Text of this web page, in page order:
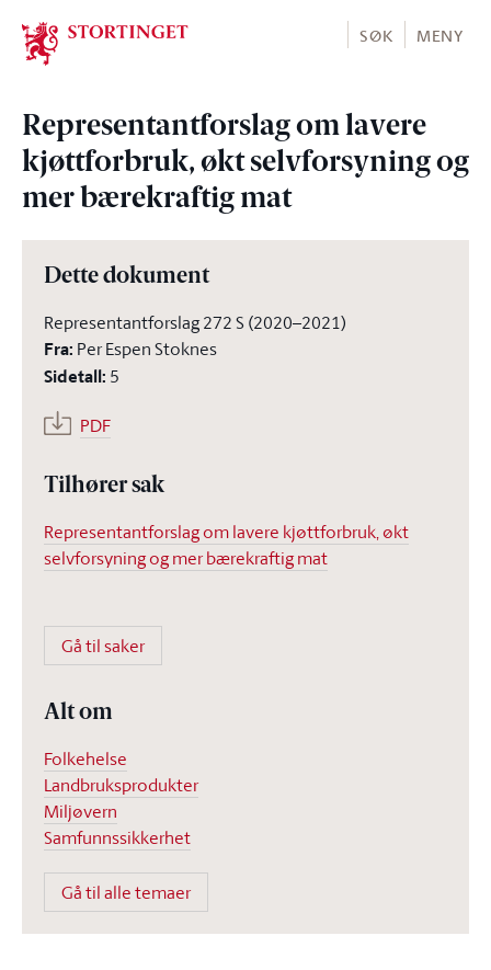
Stortinget.no
SØK MENY
Representantforslag om lavere
kjøttforbruk, økt selvforsyning og
mer bærekraftig mat
Dette dokument
Representantforslag 272 S (2020–2021)
Fra: Per Espen Stoknes
Sidetall: 5
PDF
Tilhører sak
Representantforslag om lavere kjøttforbruk, økt
selvforsyning og mer bærekraftig mat
Gå til saker
Alt om
Folkehelse
Landbruksprodukter
Miljøvern
Samfunnssikkerhet
Gå til alle temaer